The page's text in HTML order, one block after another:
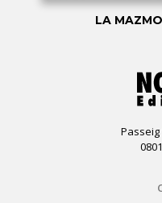
LA
Passeig